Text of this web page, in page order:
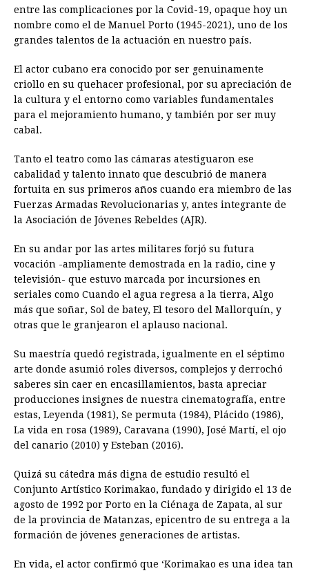
entre las complicaciones por la Covid-19, opaque hoy un
nombre como el de Manuel Porto (1945-2021), uno de los
grandes talentos de la actuación en nuestro país.
El actor cubano era conocido por ser genuinamente
criollo en su quehacer profesional, por su apreciación de
la cultura y el entorno como variables fundamentales
para el mejoramiento humano, y también por ser muy
cabal.
Tanto el teatro como las cámaras atestiguaron ese
cabalidad y talento innato que descubrió de manera
fortuita en sus primeros años cuando era miembro de las
Fuerzas Armadas Revolucionarias y, antes integrante de
la Asociación de Jóvenes Rebeldes (AJR).
En su andar por las artes militares forjó su futura
vocación -ampliamente demostrada en la radio, cine y
televisión- que estuvo marcada por incursiones en
seriales como Cuando el agua regresa a la tierra, Algo
más que soñar, Sol de batey, El tesoro del Mallorquín, y
otras que le granjearon el aplauso nacional.
Su maestría quedó registrada, igualmente en el séptimo
arte donde asumió roles diversos, complejos y derrochó
saberes sin caer en encasillamientos, basta apreciar
producciones insignes de nuestra cinematografía, entre
estas, Leyenda (1981), Se permuta (1984), Plácido (1986),
La vida en rosa (1989), Caravana (1990), José Martí, el ojo
del canario (2010) y Esteban (2016).
Quizá su cátedra más digna de estudio resultó el
Conjunto Artístico Korimakao, fundado y dirigido el 13 de
agosto de 1992 por Porto en la Ciénaga de Zapata, al sur
de la provincia de Matanzas, epicentro de su entrega a la
formación de jóvenes generaciones de artistas.
En vida, el actor confirmó que ‘Korimakao es una idea tan